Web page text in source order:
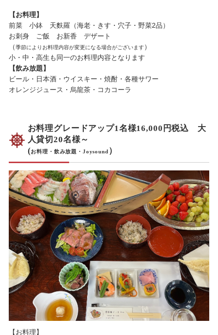
【お料理】
前菜 小鉢 天麩羅（海老・きす・穴子・野菜2品）
お刺身 ご飯 お新香 デザート
（季節によりお料理内容が変更になる場合がございます）
小・中・高生も同一のお料理内容となります
【飲み放題】
ビール・日本酒・ウイスキー・焼酎・各種サワー
オレンジジュース・烏龍茶・コカコーラ
お料理グレードアップ1名様16,000円税込 大
人貸切20名様～
(お料理・飲み放題・Joysound ）
【お料理】